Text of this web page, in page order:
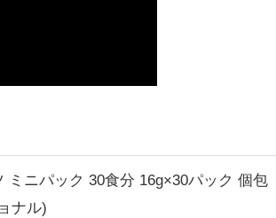
ミニパック 30食分 16g×30パック 個包
ナル)